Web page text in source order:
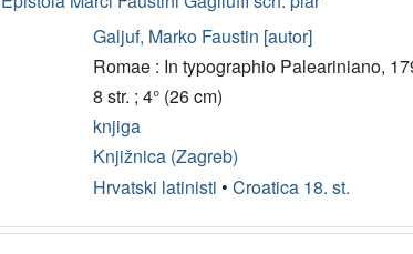
Galjuf, Marko Faustin [autor]
Romae : In typographio Paleariniano,
8 str. ; 4° (26 cm)
knjiga
Knjižnica (Zagreb)
Hrvatski latinisti • Croatica 18. st.